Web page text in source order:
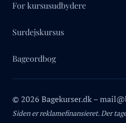
For kursusudbydere
Surdejskursus
Bageordbog
© 2026 Bagekurser.dk –
Siden er reklamefinansieret. Der